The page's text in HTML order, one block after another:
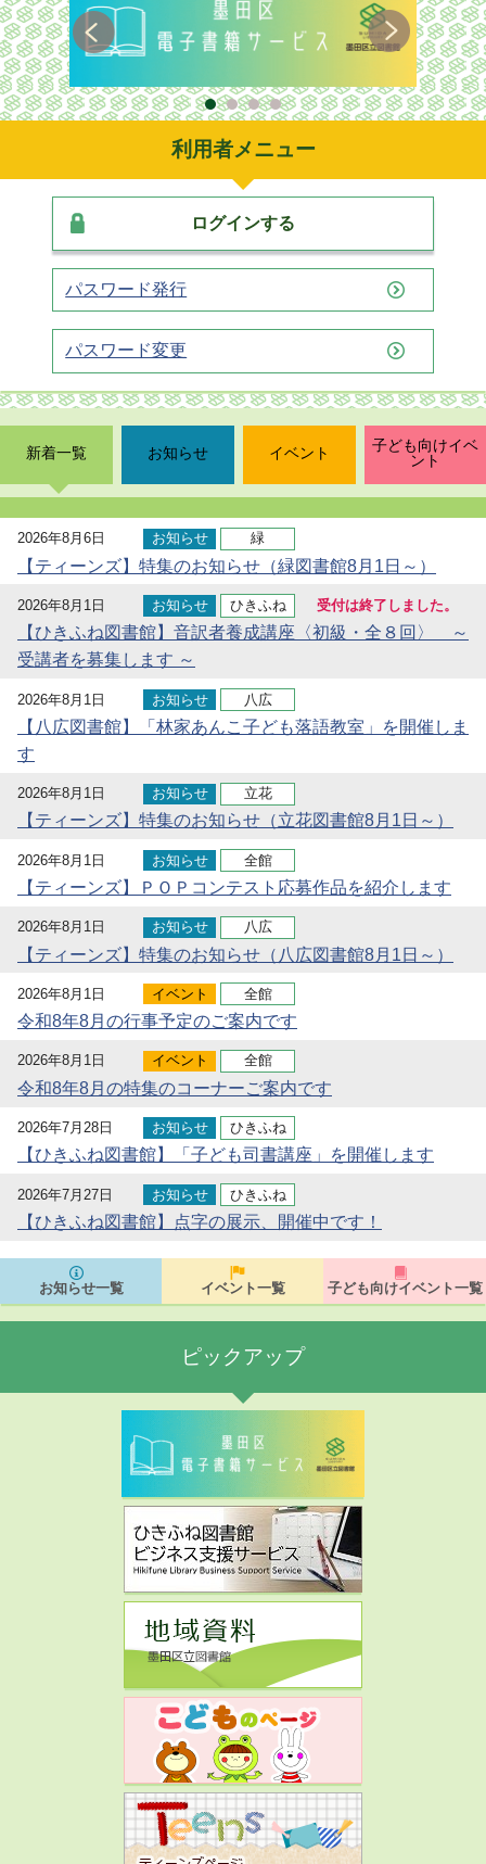
利用者メニュー
ログインする
パスワード発行
パスワード変更
新着一覧 お知らせ イベント
子ども向けイベ
ント
2026年8月6日 お知らせ 緑
【ティーンズ】特集のお知らせ（緑図書館8月1日～）
2026年8月1日 お知らせ ひきふね 受付は終了しました。
【ひきふね図書館】音訳者養成講座〈初級・全８回〉 ～
受講者を募集します ～
2026年8月1日 お知らせ 八広
【八広図書館】「林家あんこ子ども落語教室」を開催しま
す
2026年8月1日 お知らせ 立花
【ティーンズ】特集のお知らせ（立花図書館8月1日～）
2026年8月1日 お知らせ 全館
【ティーンズ】ＰＯＰコンテスト応募作品を紹介します
2026年8月1日 お知らせ 八広
【ティーンズ】特集のお知らせ（八広図書館8月1日～）
2026年8月1日 イベント 全館
令和8年8月の行事予定のご案内です
2026年8月1日 イベント 全館
令和8年8月の特集のコーナーご案内です
2026年7月28日 お知らせ ひきふね
【ひきふね図書館】「子ども司書講座」を開催します
2026年7月27日 お知らせ ひきふね
【ひきふね図書館】点字の展示、開催中です！
お知らせ一覧 イベント一覧 子ども向けイベント一覧
ピックアップ